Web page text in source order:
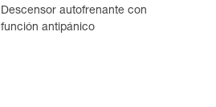
Descensor autofrenante con
función antipánico